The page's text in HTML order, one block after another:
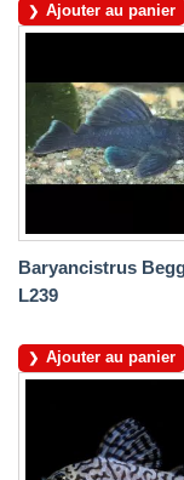
Ajouter au panier
Baryancistrus
L239
Ajouter au panier